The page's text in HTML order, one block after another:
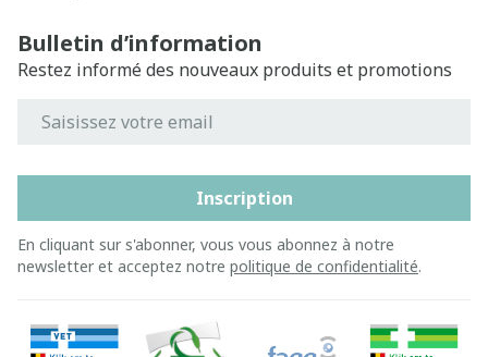
Bulletin d’information
Restez informé des nouveaux produits et promotions
Inscription
En cliquant sur s'abonner, vous vous abonnez à notre
newsletter et acceptez notre politique de confidentialité.